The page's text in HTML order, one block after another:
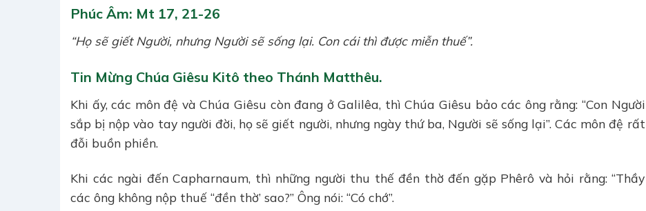
Phúc Âm: Mt 17, 21-26
“Họ sẽ giết Người, nhưng Người sẽ sống lại. Con cái thì được miễn thuế”.
Tin Mừng Chúa Giêsu Kitô theo Thánh Matthêu.
Khi ấy, các môn đệ và Chúa Giêsu còn đang ở Galilêa, thì Chúa Giêsu bảo các ông rằng: “Con Người
sắp bị nộp vào tay người đời, họ sẽ giết người, nhưng ngày thứ ba, Người sẽ sống lại”. Các môn đệ rất
đỗi buồn phiền.
Khi các ngài đến Capharnaum, thì những người thu thế đền thờ đến gặp Phêrô và hỏi rằng: “Thầy
các ông không nộp thuế “đền thờ’ sao?” Ông nói: “Có chớ”.